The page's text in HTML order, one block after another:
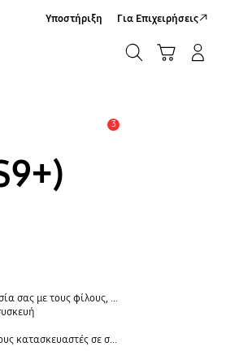
Υποστήριξη Για Επιχειρήσεις
3
σας και άλλες επαφές
σε συσκευές Galaxy